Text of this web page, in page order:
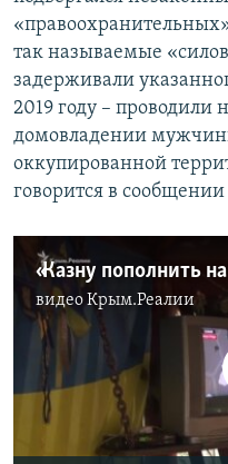
так называемые
задерживали
2019 году – проводили
домовладении
оккупированной
говорится в
видеоКрым.Реалии
No media